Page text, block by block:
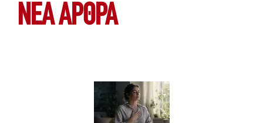
ΝΕΑ ΆΡΘΡΑ